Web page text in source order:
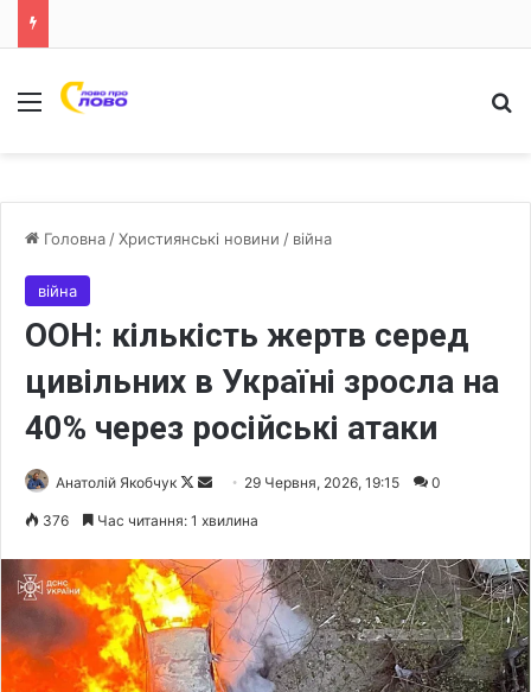
Меню
Головна /Християнські новини / війна
війна
ООН: кількість жертв серед
цивільних в Україні зросла на
40% через російські атаки
Анатолій Якобчук
F
l
o
w
o
n
d
a
n
e
m
29 Червня, 2026, 19:15 0
376 Час читання: 1 хвилина